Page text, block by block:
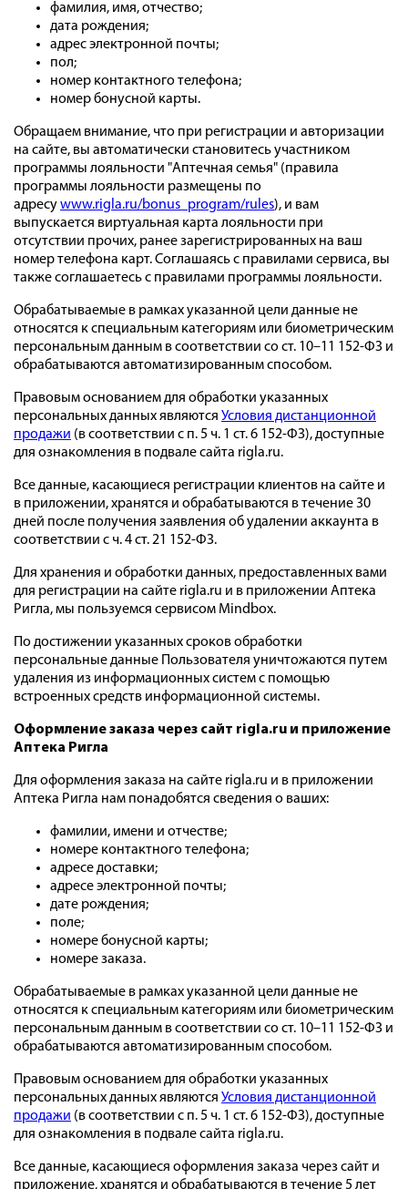
фамилия, имя, отчество;
дата рождения;
адрес электронной почты;
пол;
номер контактного телефона;
номер бонусной карты.
Обращаем внимание, что при регистрации и авторизации
на сайте, вы автоматически становитесь участником
программы лояльности "Аптечная семья" (правила
программы лояльности размещены по
адресуwww.rigla.ru/bonus_program/rules), и вам
выпускается виртуальная карта лояльности при
отсутствии прочих, ранее зарегистрированных на ваш
номер телефона карт. Соглашаясь с правилами сервиса, вы
также соглашаетесь с правилами программы лояльности.
Обрабатываемые в рамках указанной цели данные не
относятся к специальным категориям или биометрическим
персональным данным в соответствии со ст. 10–11 152-ФЗ и
обрабатываются автоматизированным способом.
Правовым основанием для обработки указанных
персональных данных являются Условия дистанционной
продажи (в соответствии с п. 5 ч. 1 ст. 6 152-ФЗ), доступные
для ознакомления в подвале сайта rigla.ru.
Все данные, касающиеся регистрации клиентов на сайте и
в приложении, хранятся и обрабатываются в течение 30
дней после получения заявления об удалении аккаунта в
соответствии с ч. 4 ст. 21 152-ФЗ.
Для хранения и обработки данных, предоставленных вами
для регистрации на сайте rigla.ru и в приложении Аптека
Ригла, мы пользуемся сервисом Mindbox.
По достижении указанных сроков обработки
персональные данные Пользователя уничтожаются путем
удаления из информационных систем с помощью
встроенных средств информационной системы.
Оформление заказа через сайт rigla.ru и приложение
Аптека Ригла
Для оформления заказа на сайте rigla.ru и в приложении
Аптека Ригла нам понадобятся сведения о ваших:
фамилии, имени и отчестве;
номере контактного телефона;
адресе доставки;
адресе электронной почты;
дате рождения;
поле;
номере бонусной карты;
номере заказа.
Обрабатываемые в рамках указанной цели данные не
относятся к специальным категориям или биометрическим
персональным данным в соответствии со ст. 10–11 152-ФЗ и
обрабатываются автоматизированным способом.
Правовым основанием для обработки указанных
персональных данных являются Условия дистанционной
продажи (в соответствии с п. 5 ч. 1 ст. 6 152-ФЗ), доступные
для ознакомления в подвале сайта rigla.ru.
Все данные, касающиеся оформления заказа через сайт и
приложение, хранятся и обрабатываются в течение 5 лет